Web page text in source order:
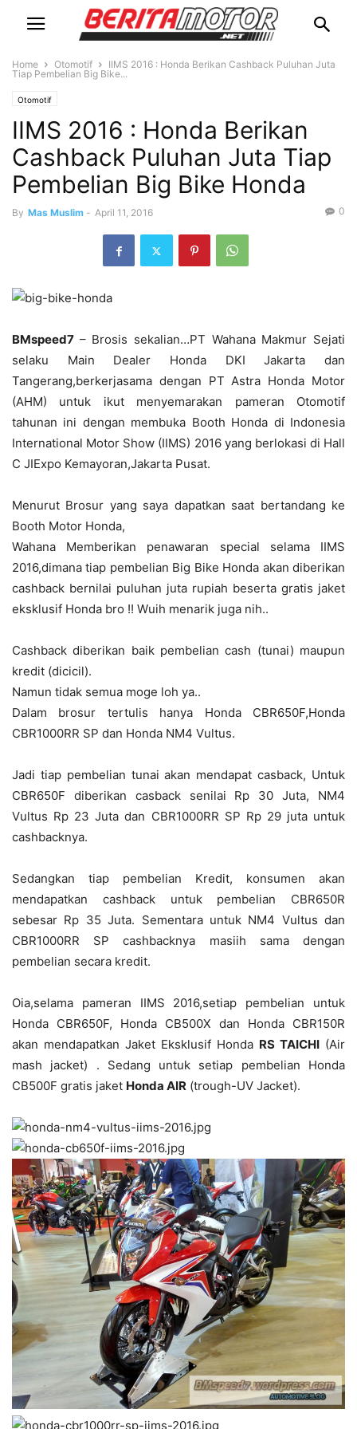
Home Otomotif
IIMS 2016 : Honda Berikan Cashback Puluhan Juta
Tiap Pembelian Big Bike...
Otomotif
IIMS 2016 : Honda Berikan
Cashback Puluhan Juta Tiap
Pembelian Big Bike Honda
By Mas Muslim - April 11, 2016 0
BMspeed7 – Brosis sekalian…PT Wahana Makmur Sejati
selaku Main Dealer Honda DKI Jakarta dan
Tangerang,berkerjasama dengan PT Astra Honda Motor
(AHM) untuk ikut menyemarakan pameran Otomotif
tahunan ini dengan membuka Booth Honda di Indonesia
International Motor Show (IIMS) 2016 yang berlokasi di Hall
C JIExpo Kemayoran,Jakarta Pusat.
Menurut Brosur yang saya dapatkan saat bertandang ke
Booth Motor Honda,
Wahana Memberikan penawaran special selama IIMS
2016,dimana tiap pembelian Big Bike Honda akan diberikan
cashback bernilai puluhan juta rupiah beserta gratis jaket
eksklusif Honda bro !! Wuih menarik juga nih..
Cashback diberikan baik pembelian cash (tunai) maupun
kredit (dicicil).
Namun tidak semua moge loh ya..
Dalam brosur tertulis hanya Honda CBR650F,Honda
CBR1000RR SP dan Honda NM4 Vultus.
Jadi tiap pembelian tunai akan mendapat casback, Untuk
CBR650F diberikan casback senilai Rp 30 Juta, NM4
Vultus Rp 23 Juta dan CBR1000RR SP Rp 29 juta untuk
cashbacknya.
Sedangkan tiap pembelian Kredit, konsumen akan
mendapatkan cashback untuk pembelian CBR650R
sebesar Rp 35 Juta. Sementara untuk NM4 Vultus dan
CBR1000RR SP cashbacknya masiih sama dengan
pembelian secara kredit.
Oia,selama pameran IIMS 2016,setiap pembelian untuk
Honda CBR650F, Honda CB500X dan Honda CBR150R
akan mendapatkan Jaket Eksklusif Honda RS TAICHI (Air
mash jacket) . Sedang untuk setiap pembelian Honda
CB500F gratis jaket Honda AIR (trough-UV Jacket).